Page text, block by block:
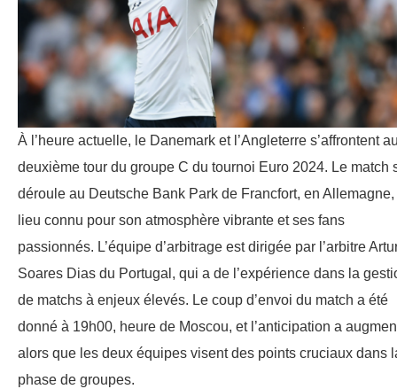
À l’heure actuelle, le Danemark et l’Angleterre s’affrontent
deuxième tour du groupe C du tournoi Euro 2024. Le match
déroule au Deutsche Bank Park de Francfort, en Allemagne,
lieu connu pour son atmosphère vibrante et ses fans
passionnés. L’équipe d’arbitrage est dirigée par l’arbitre
Soares Dias du Portugal, qui a de l’expérience dans la
de matchs à enjeux élevés. Le coup d’envoi du match a été
donné à 19h00, heure de Moscou, et l’anticipation a
alors que les deux équipes visent des points cruciaux dans
phase de groupes.